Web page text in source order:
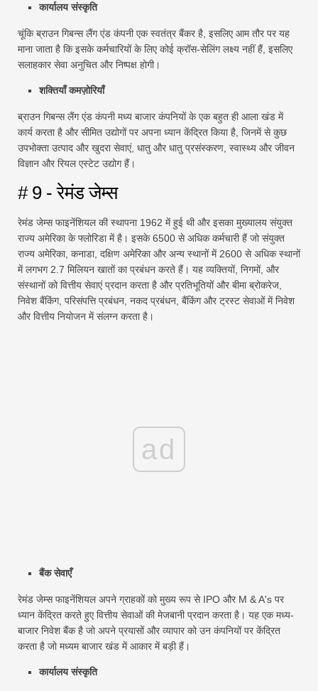
कार्यालय संस्कृति
चूंकि ब्राउन गिबन्स लैंग एंड कंपनी एक स्वतंत्र बैंकर है, इसलिए आम तौर पर यह
माना जाता है कि इसके कर्मचारियों के लिए कोई क्रॉस-सेलिंग लक्ष्य नहीं हैं, इसलिए
सलाहकार सेवा अनुचित और निष्पक्ष होगी।
शक्तियाँ कमज़ोरियाँ
ब्राउन गिबन्स लैंग एंड कंपनी मध्य बाजार कंपनियों के एक बहुत ही आला खंड में
कार्य करता है और सीमित उद्योगों पर अपना ध्यान केंद्रित किया है, जिनमें से कुछ
उपभोक्ता उत्पाद और खुदरा सेवाएं, धातु और धातु प्रसंस्करण, स्वास्थ्य और जीवन
विज्ञान और रियल एस्टेट उद्योग हैं।
# 9 - रेमंड जेम्स
रेमंड जेम्स फाइनेंशियल की स्थापना 1962 में हुई थी और इसका मुख्यालय संयुक्त
राज्य अमेरिका के फ्लोरिडा में है। इसके 6500 से अधिक कर्मचारी हैं जो संयुक्त
राज्य अमेरिका, कनाडा, दक्षिण अमेरिका और अन्य स्थानों में 2600 से अधिक स्थानों
में लगभग 2.7 मिलियन खातों का प्रबंधन करते हैं। यह व्यक्तियों, निगमों, और
संस्थानों को वित्तीय सेवाएं प्रदान करता है और प्रतिभूतियों और बीमा ब्रोकरेज,
निवेश बैंकिंग, परिसंपत्ति प्रबंधन, नकद प्रबंधन, बैंकिंग और ट्रस्ट सेवाओं में निवेश
और वित्तीय नियोजन में संलग्न करता है।
ad
बैंक सेवाएँ
रेमंड जेम्स फाइनेंशियल अपने ग्राहकों को मुख्य रूप से IPO और M & A's पर
ध्यान केंद्रित करते हुए वित्तीय सेवाओं की मेजबानी प्रदान करता है। यह एक मध्य-
बाजार निवेश बैंक है जो अपने प्रयासों और व्यापार को उन कंपनियों पर केंद्रित
करता है जो मध्यम बाजार खंड में आकार में बड़ी हैं।
कार्यालय संस्कृति